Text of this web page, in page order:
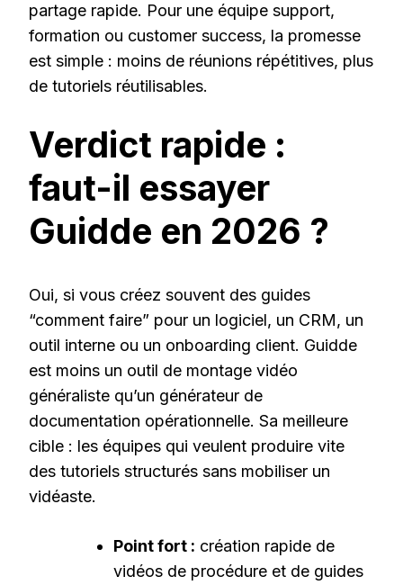
partage rapide. Pour une équipe support,
formation ou customer success, la promesse
est simple : moins de réunions répétitives, plus
de tutoriels réutilisables.
Verdict rapide :
faut-il essayer
Guidde en 2026 ?
Oui, si vous créez souvent des guides
“comment faire” pour un logiciel, un CRM, un
outil interne ou un onboarding client. Guidde
est moins un outil de montage vidéo
généraliste qu’un générateur de
documentation opérationnelle. Sa meilleure
cible : les équipes qui veulent produire vite
des tutoriels structurés sans mobiliser un
vidéaste.
Point fort : création rapide de
vidéos de procédure et de guides